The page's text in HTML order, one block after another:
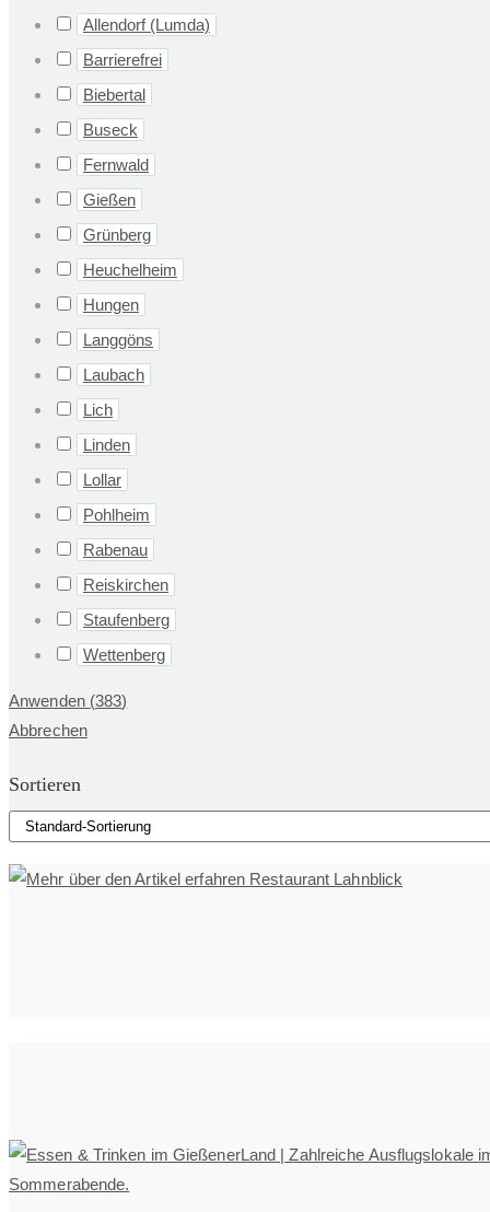
Allendorf (Lumda)
Barrierefrei
Biebertal
Buseck
Fernwald
Gießen
Grünberg
Heuchelheim
Hungen
Langgöns
Laubach
Lich
Linden
Lollar
Pohlheim
Rabenau
Reiskirchen
Staufenberg
Wettenberg
Anwenden (383)
Abbrechen
Sortieren